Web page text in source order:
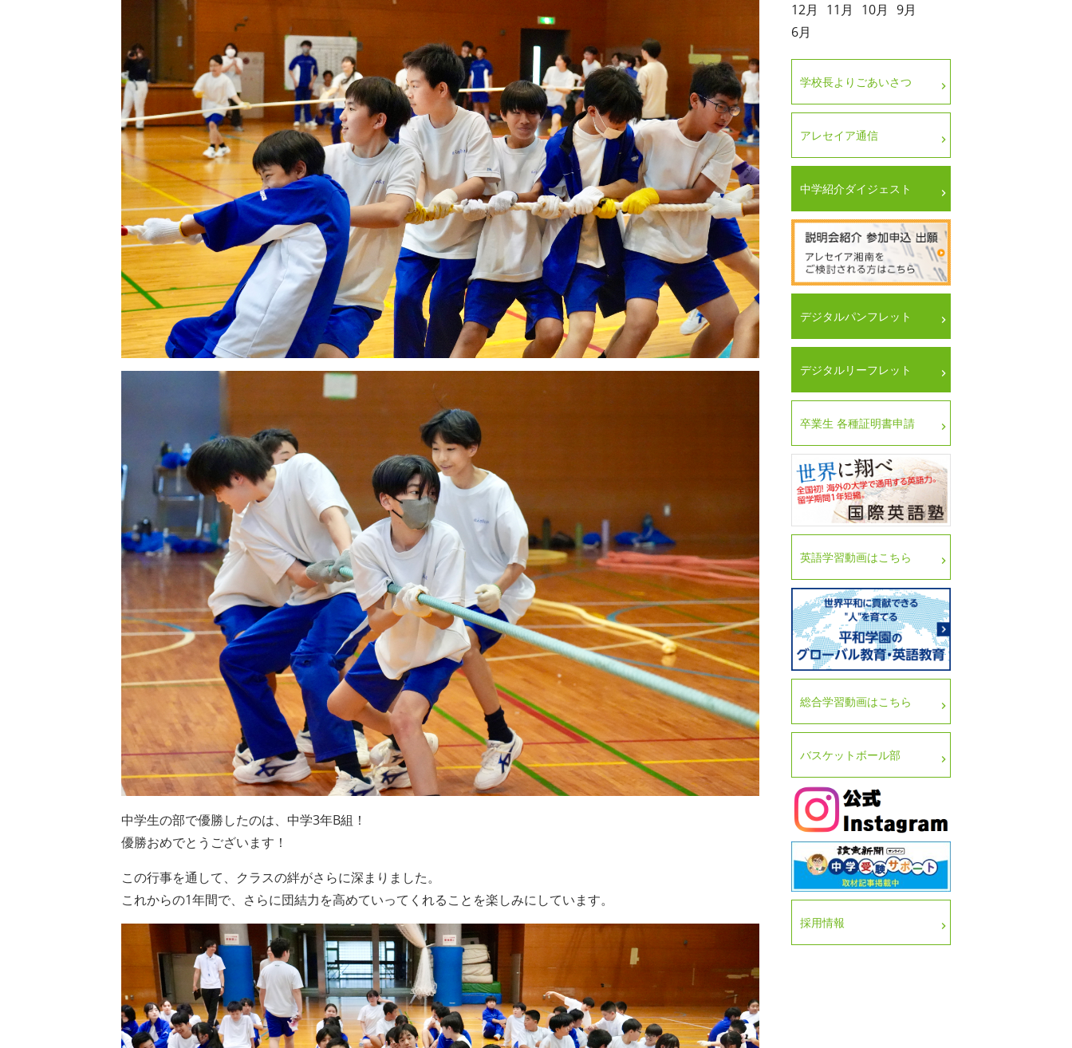
中学生の部で優勝したのは、中学3年B組！
優勝おめでとうございます！
この行事を通して、クラスの絆がさらに深まりました。
これからの1年間で、さらに団結力を高めていってくれることを楽しみにしています。
12月
11月 10月 9月
6月
学校長よりごあいさつ
アレセイア通信
中学紹介ダイジェスト
デジタルパンフレット
デジタルリーフレット
卒業生 各種証明書申請
英語学習動画はこちら
総合学習動画はこちら
バスケットボール部
採用情報